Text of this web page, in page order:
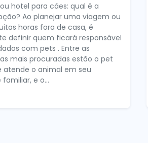
hotel para cães: qual é a
Ao planejar uma viagem ou
horas fora de casa, é
definir quem ficará responsável
com pets . Entre as
mais procuradas estão o pet
atende o animal em seu
e o...